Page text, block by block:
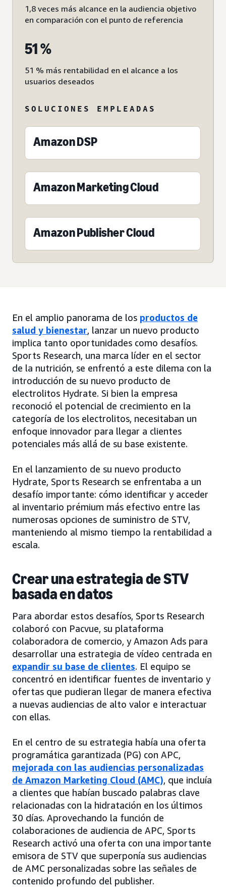
1,8 veces más alcance en la audiencia objetivo
en comparación con el punto de referencia
51 %
51 % más rentabilidad en el alcance a los
usuarios deseados
SOLUCIONES EMPLEADAS
Amazon DSP
Amazon Marketing Cloud
Amazon Publisher Cloud
En el amplio panorama de los productos de
salud y bienestar, lanzar un nuevo producto
implica tanto oportunidades como desafíos.
Sports Research, una marca líder en el sector
de la nutrición, se enfrentó a este dilema con la
introducción de su nuevo producto de
electrolitos Hydrate. Si bien la empresa
reconoció el potencial de crecimiento en la
categoría de los electrolitos, necesitaban un
enfoque innovador para llegar a clientes
potenciales más allá de su base existente.
En el lanzamiento de su nuevo producto
Hydrate, Sports Research se enfrentaba a un
desafío importante: cómo identificar y acceder
al inventario prémium más efectivo entre las
numerosas opciones de suministro de STV,
manteniendo al mismo tiempo la rentabilidad a
escala.
Crear una estrategia de STV
basada en datos
Para abordar estos desafíos, Sports Research
colaboró con Pacvue, su plataforma
colaboradora de comercio, y Amazon Ads para
desarrollar una estrategia de vídeo centrada en
expandir su base de clientes. El equipo se
concentró en identificar fuentes de inventario y
ofertas que pudieran llegar de manera efectiva
a nuevas audiencias de alto valor e interactuar
con ellas.
En el centro de su estrategia había una oferta
programática garantizada (PG) con APC,
mejorada con las audiencias personalizadas
de Amazon Marketing Cloud (AMC), que incluía
a clientes que habían buscado palabras clave
relacionadas con la hidratación en los últimos
30 días. Aprovechando la función de
colaboraciones de audiencia de APC, Sports
Research activó una oferta con una importante
emisora de STV que superponía sus audiencias
de AMC personalizadas sobre las señales de
contenido profundo del publisher.